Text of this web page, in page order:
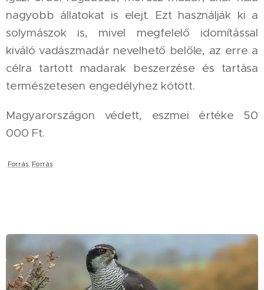
nagyobb állatokat is elejt. Ezt használják ki a
solymászok is, mivel megfelelő idomítással
kiváló vadászmadár nevelhető belőle, az erre a
célra tartott madarak beszerzése és tartása
természetesen engedélyhez kötött.
Magyarországon védett, eszmei értéke 50
000 Ft.
Forrás, Forrás